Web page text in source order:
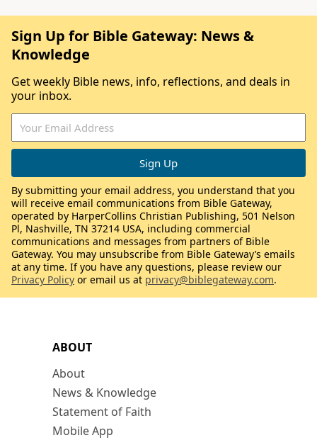
ABOUT
About
News & Knowledge
Statement of Faith
Mobile App
Sign Up for Bible Gateway: News &
Knowledge
Get weekly Bible news, info, reflections, and deals in
your inbox.
By submitting your email address, you understand that you
will receive email communications from Bible Gateway,
operated by HarperCollins Christian Publishing, 501 Nelson
Pl, Nashville, TN 37214 USA, including commercial
communications and messages from partners of Bible
Gateway. You may unsubscribe from Bible Gateway’s emails
at any time. If you have any questions, please review our
Privacy Policy or email us at privacy@biblegateway.com.